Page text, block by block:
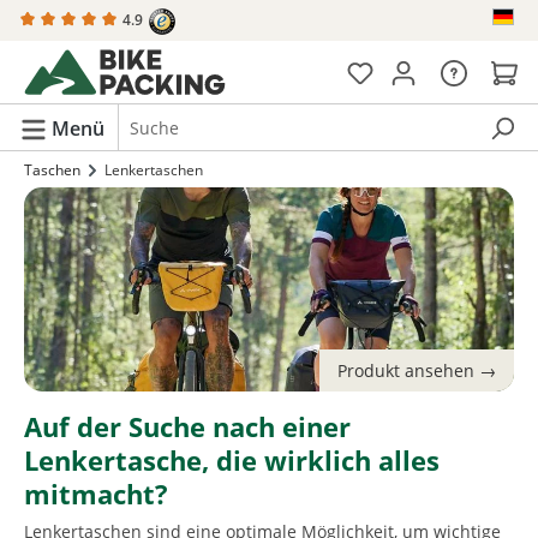
springen 4.9
Menü
Taschen Lenkertaschen
Auf der Suche nach einer
Lenkertasche, die wirklich alles
mitmacht?
Lenkertaschen sind eine optimale Möglichkeit, um wichtige